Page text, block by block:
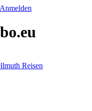
Anmelden
Reisen